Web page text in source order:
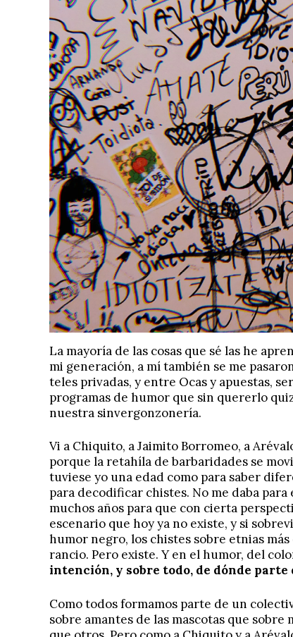
La mayoría de las cosas que sé las he
mi generación, a mí también se me
teles privadas, y entre Ocas y apuestas,
programas de humor que sin quererlo
nuestra sinvergonzonería.
Vi a Chiquito, a Jaimito Borromeo, a
porque la retahíla de barbaridades se
tuviese yo una edad como para saber
para decodificar chistes. No me daba
muchos años para que con cierta
escenario que hoy ya no existe, y si
humor negro, los chistes sobre etnias
rancio. Pero existe. Y en el humor, del
intención, y sobre todo, de dónde parte
Como todos formamos parte de un
sobre amantes de las mascotas que